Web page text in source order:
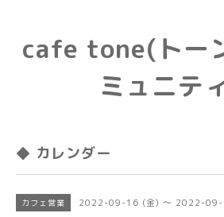
cafe tone(トー
ミュニテ
◆ カレンダー
カフェ営業 2022-09-16 (金) ～ 2022-09-